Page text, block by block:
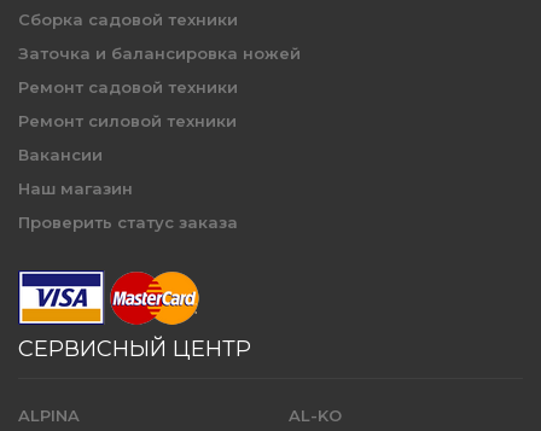
Сборка садовой техники
Заточка и балансировка ножей
Ремонт садовой техники
Ремонт силовой техники
Вакансии
Наш магазин
Проверить статус заказа
СЕРВИСНЫЙ ЦЕНТР
ALPINA
AL-KO